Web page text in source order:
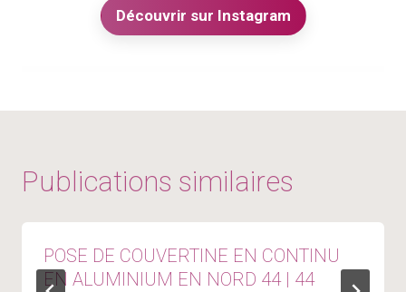
Découvrir sur Instagram
Publications similaires
POSE DE COUVERTINE EN CONTINU
EN ALUMINIUM EN NORD 44 | 44